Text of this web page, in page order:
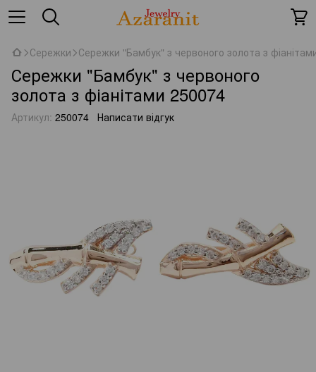
Сережки Сережки "Бамбук" з червоного золота з
Сережки "Бамбук" з червоного
золота з фіанітами 250074
Артикул: 250074 Написати відгук